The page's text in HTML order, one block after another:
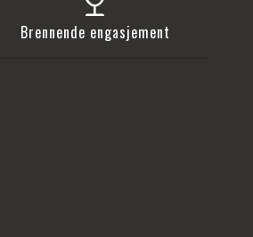
Brennende engasjement